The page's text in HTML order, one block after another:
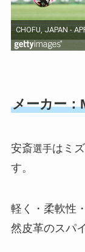
メーカー：
安斎選手はミ
す。
軽く・柔軟性
然皮革のスパ